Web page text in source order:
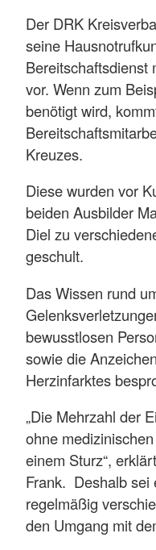
Der DRK
seine
Bereitschaftsdienst
vor. Wenn zum
benötigt wird,
Kreuzes.
Diese wurden vor
beiden Ausbilder
Diel zu
geschult.
Das Wissen rund
bewusstlosen
sowie die
Herzinfarktes
„Die Mehrzahl der
ohne
einem Sturz“,
Frank. Deshalb sei
regelmäßig
den Umgang mit